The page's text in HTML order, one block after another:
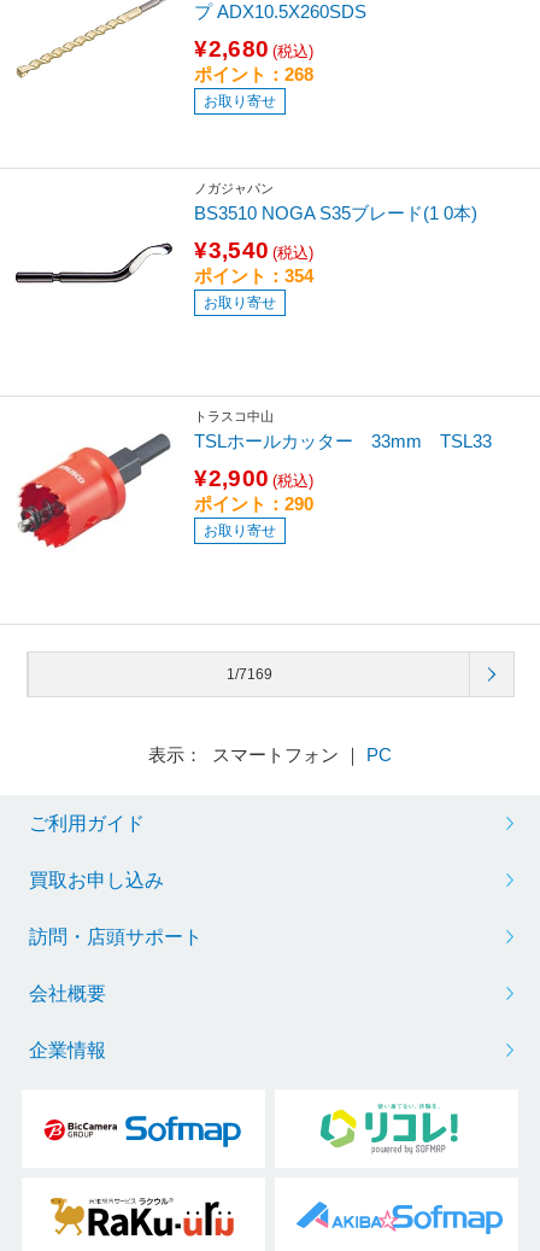
プ ADX10.5X260SDS
¥2,680 (税込)
ポイント：268
お取り寄せ
ノガジャパン
BS3510 NOGA S35ブレード(1 0本)
¥3,540 (税込)
ポイント：354
お取り寄せ
トラスコ中山
TSLホールカッター 33mm TSL33
¥2,900 (税込)
ポイント：290
お取り寄せ
1/7169
表示： スマートフォン ｜ PC
ご利用ガイド
買取お申し込み
訪問・店頭サポート
会社概要
企業情報